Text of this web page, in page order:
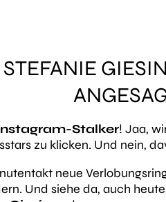
Stalker! Jaa,
zu klicken. Und nein,
neue
Und siehe da, auch